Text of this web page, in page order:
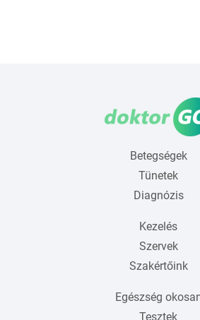
Betegségek
Tünetek
Diagnózis
Kezelés
Szervek
Szakértőink
Egészség
Tesztek